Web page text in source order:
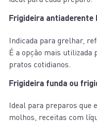
Frigideira antiaderente
Indicada para grelhar,
É a opção mais utilizada
pratos cotidianos.
Frigideira funda ou
Ideal para preparos que
molhos, receitas com